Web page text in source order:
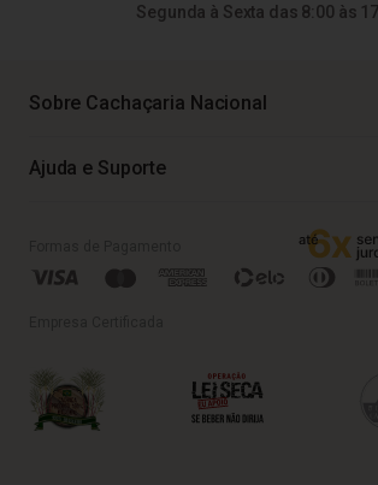
Segunda à Sexta das 8:00 às
Sobre Cachaçaria Nacional
Ajuda e Suporte